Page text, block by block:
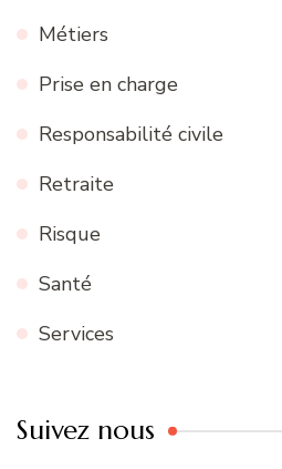
Métiers
Prise en charge
Responsabilité civile
Retraite
Risque
Santé
Services
Suivez nous